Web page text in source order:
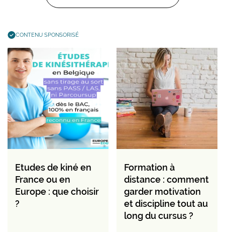
CONTENU SPONSORISÉ
Etudes de kiné en
France ou en
Europe : que choisir
?
Formation à
distance : comment
garder motivation
et discipline tout au
long du cursus ?